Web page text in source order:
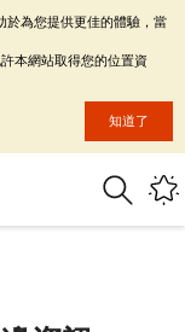
於為您提供更佳的體驗，當
本網站取得您的位置資
知道了